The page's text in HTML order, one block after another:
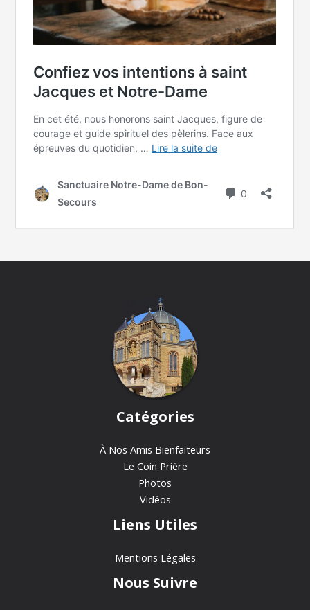
Catégories
À Nos Amis Bienfaiteurs
Le Coin Prière
Photos
Vidéos
Liens Utiles
Mentions Légales
Nous Suivre